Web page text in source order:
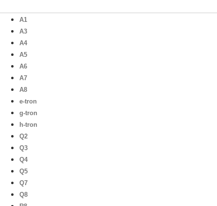
A1
A3
A4
A5
A6
A7
A8
e-tron
g-tron
h-tron
Q2
Q3
Q4
Q5
Q7
Q8